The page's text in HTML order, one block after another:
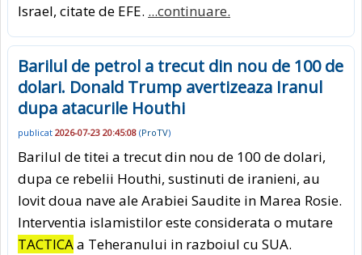
Israel, citate de EFE. ...continuare.
Barilul de petrol a trecut din nou de 100 de
dolari. Donald Trump avertizeaza Iranul
dupa atacurile Houthi
publicat 2026-07-23 20:45:08 (ProTV)
Barilul de titei a trecut din nou de 100 de dolari,
dupa ce rebelii Houthi, sustinuti de iranieni, au
lovit doua nave ale Arabiei Saudite in Marea Rosie.
Interventia islamistilor este considerata o mutare
TACTICAa Teheranului in razboiul cu SUA.